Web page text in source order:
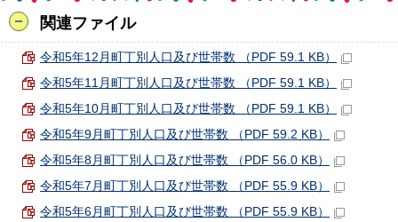
関連ファイル
令和5年12月町丁別人口及び世帯数 （PDF 59.1 KB）
令和5年11月町丁別人口及び世帯数 （PDF 59.1 KB）
令和5年10月町丁別人口及び世帯数 （PDF 59.1 KB）
令和5年9月町丁別人口及び世帯数 （PDF 59.2 KB）
令和5年8月町丁別人口及び世帯数 （PDF 56.0 KB）
令和5年7月町丁別人口及び世帯数 （PDF 55.9 KB）
令和5年6月町丁別人口及び世帯数 （PDF 55.9 KB）